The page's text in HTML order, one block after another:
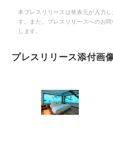
本プレスリリースは発表元が入力
す。また、プレスリリースへのお
します。
プレスリリース添付画